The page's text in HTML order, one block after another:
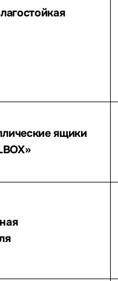
ящики